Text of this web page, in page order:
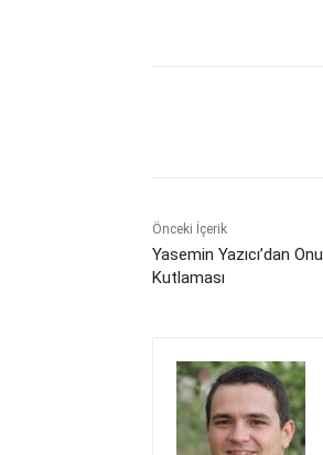
Önceki İçerik
Yasemin Yazıcı’dan
Kutlaması